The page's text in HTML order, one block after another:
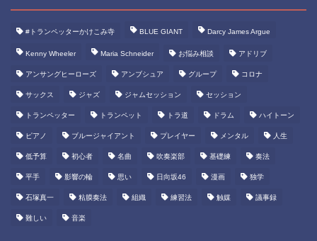
#トランペッターかけこみ寺 BLUE GIANT Darcy James Argue
Kenny Wheeler Maria Schneider お悩み相談 アドリブ
アンサングヒーローズ アンブシュア グループ コロナ
サックス ジャズ ジャムセッション セッション
トランペッター トランペット トラ道 ドラム ハイトーン
ピアノ ブルージャイアント プレイヤー メンタル 人生
低予算 初心者 名曲 吹奏楽部 基礎練 奏法
平手 影響の輪 思い 日向坂46 漫画 独学
石塚真一 粘膜奏法 組織 練習法 触媒 議事録
難しい 音楽